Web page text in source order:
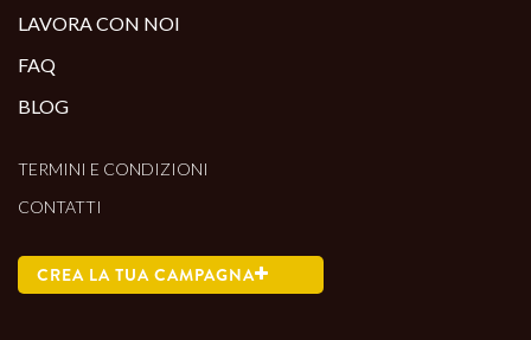
LAVORA CON NOI
FAQ
BLOG
TERMINI E CONDIZIONI
CONTATTI
CREA LA TUA CAMPAGNA